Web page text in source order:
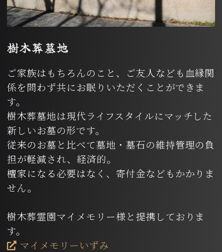
樹木葬墓地
ご家族はもちろんのこと、ご友人なども血縁関
係を問わず共にお眠りいただくことができま
す。
樹木葬墓地は現代ライフスタイルにマッチした
新しいお墓の形です。
従来のお墓と比べて墓地・墓石の維持管理の負
担が軽減され、経済的。
檀家になる必要はなく、寄付金などもかかりま
せん。
樹木葬霊園マイメモリー様と提携しておりま
す。
マイメモリーいずみ